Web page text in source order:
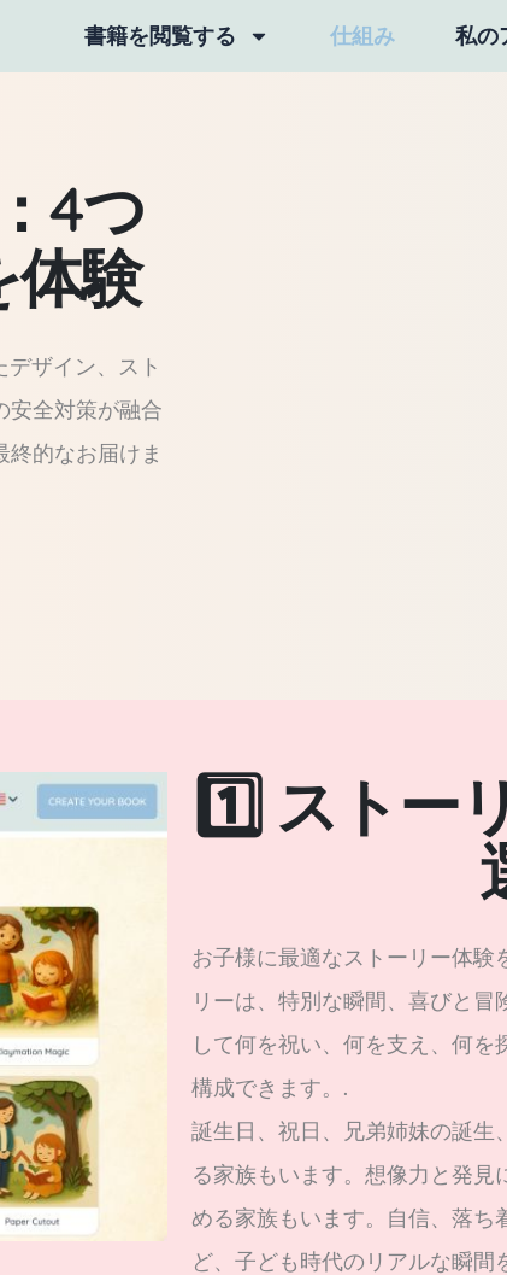
書籍を閲覧する 仕組み 私の
4つ
体験
ザイン、スト
安全対策が融合
的なお届けま
1️⃣ ストー
お子様に最適なストーリー体
リーは、特別な瞬間、喜びと
して何を祝い、何を支え、何
構成できます。.
誕生日、祝日、兄弟姉妹の誕生
る家族もいます。想像力と発
める家族もいます。自信、落ち
ど、子ども時代のリアルな瞬